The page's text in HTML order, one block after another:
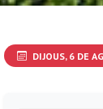
DIJOUS, 6 DE